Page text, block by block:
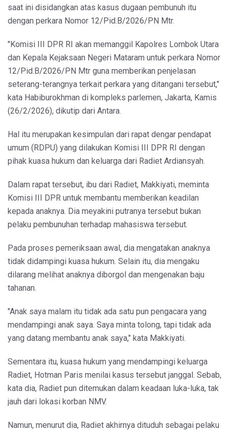
saat ini disidangkan atas kasus dugaan pembunuh itu
dengan perkara Nomor 12/Pid.B/2026/PN Mtr.
"Komisi III DPR RI akan memanggil Kapolres Lombok Utara
dan Kepala Kejaksaan Negeri Mataram untuk perkara Nomor
12/Pid.B/2026/PN Mtr guna memberikan penjelasan
seterang-terangnya terkait perkara yang ditangani tersebut,"
kata Habiburokhman di kompleks parlemen, Jakarta, Kamis
(26/2/2026), dikutip dari Antara.
Hal itu merupakan kesimpulan dari rapat dengar pendapat
umum (RDPU) yang dilakukan Komisi III DPR RI dengan
pihak kuasa hukum dan keluarga dari Radiet Ardiansyah.
Dalam rapat tersebut, ibu dari Radiet, Makkiyati, meminta
Komisi III DPR untuk membantu memberikan keadilan
kepada anaknya. Dia meyakini putranya tersebut bukan
pelaku pembunuhan terhadap mahasiswa tersebut.
Pada proses pemeriksaan awal, dia mengatakan anaknya
tidak didampingi kuasa hukum. Selain itu, dia mengaku
dilarang melihat anaknya diborgol dan mengenakan baju
tahanan.
"Anak saya malam itu tidak ada satu pun pengacara yang
mendampingi anak saya. Saya minta tolong, tapi tidak ada
yang datang membantu anak saya," kata Makkiyati.
Sementara itu, kuasa hukum yang mendampingi keluarga
Radiet, Hotman Paris menilai kasus tersebut janggal. Sebab,
kata dia, Radiet pun ditemukan dalam keadaan luka-luka, tak
jauh dari lokasi korban NMV.
Namun, menurut dia, Radiet akhirnya dituduh sebagai pelaku